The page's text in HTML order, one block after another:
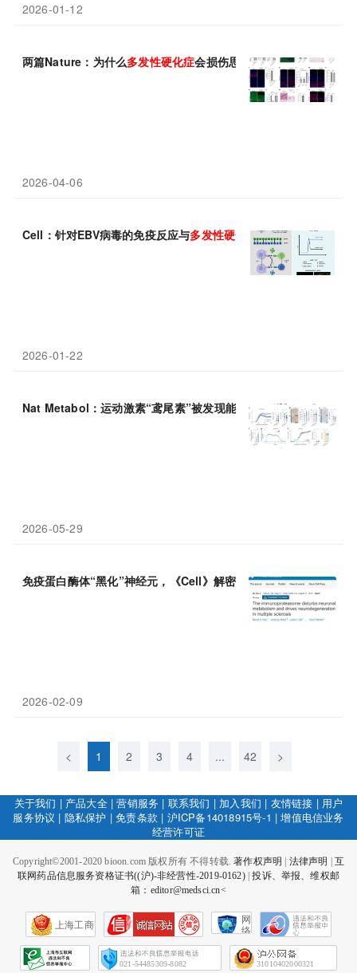
2026-01-12
两篇Nature：为什么多发性硬化症会损伤思考中枢？两种“体质”
2026-04-06
Cell：针对EBV病毒的免疫反应与多发性硬化症中的大脑损伤相关
2026-01-22
Nat Metabol：运动激素“鸢尾素”被发现能减轻多发性硬化症状，
2026-05-29
免疫蛋白酶体“黑化”神经元，《Cell》解密 多发性硬化症神经退变
2026-02-09
< 1 2 3 4 ... 42 >
关于我们 | 产品大全|营销服务 | 联系我们 | 加入我们 | 友情链接 | 用户
服务协议 | 隐私保护 |免责条款 | 沪ICP备14018915号-1 |增值电信业务
经营许可证
Copyright©2001-2020 bioon.com 版权所有 不得转载.著作权声明 法律声明
互
联网药品信息服务资格证书((沪)-非经营性-2019-0162)|投诉、举报、维权邮
箱：editor@medsci.cn<
上海工商
网
络
会
征
021-54485309-8082 31010402000321